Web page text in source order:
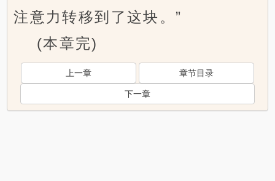
注意力转移到了这块。”
(本章完)
上一章 章节目录
下一章